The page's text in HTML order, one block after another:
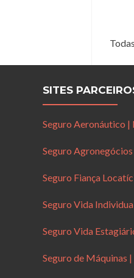
SITES
Seguro Aeronáutico
Seguro
Seguro Fiança
Seguro Vida
Seguro Vida
Seguro de Máquinas